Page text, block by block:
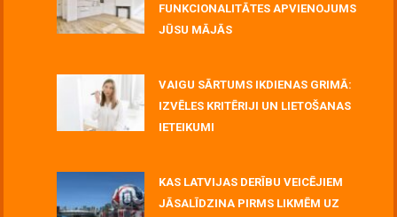
FUNKCIONALITĀTES APVIENOJUMS
JŪSU MĀJĀS
VAIGU SĀRTUMS IKDIENAS GRIMĀ:
IZVĒLES KRITĒRIJI UN LIETOŠANAS
IETEIKUMI
KAS LATVIJAS DERĪBU VEICĒJIEM
JĀSALĪDZINA PIRMS LIKMĒM UZ